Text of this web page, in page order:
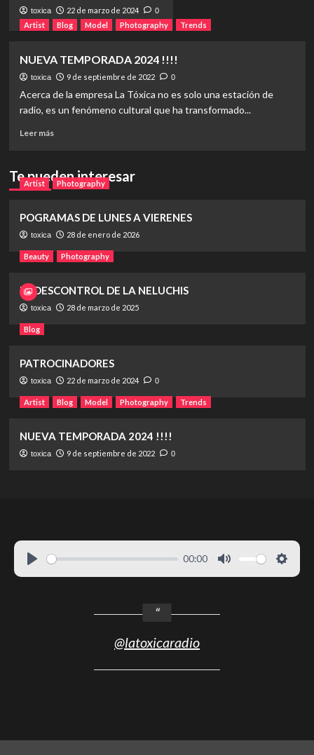
toxica 22 de marzo de 2024 0
Artist Blog Model Photography Trends
NUEVA TEMPORADA 2024 !!!!
toxica 9 de septiembre de 2022 0
Acerca de la empresa La Tóxica no es solo una estación de
radio, es un fenómeno cultural que ha transformado...
Leer másLeer
NUEVA
TEMPORADA
Te pueden interesar
Artist Photography
POGRAMAS DE LUNES A VIERENES
toxica 28 de enero de 2026
Beauty Photography
EL DESCONTROL DE LA NELUCHIS
toxica 28 de marzo de 2025
Blog
PATROCINADORES
toxica 22 de marzo de 2024 0
Artist Blog Model Photography Trends
NUEVA TEMPORADA 2024 !!!!
toxica 9 de septiembre de 2022 0
00:00
@latoxicaradio